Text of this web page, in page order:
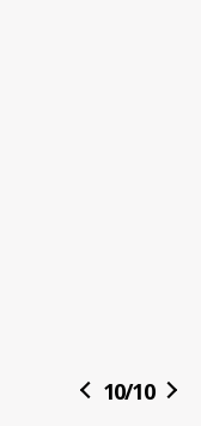
10/10